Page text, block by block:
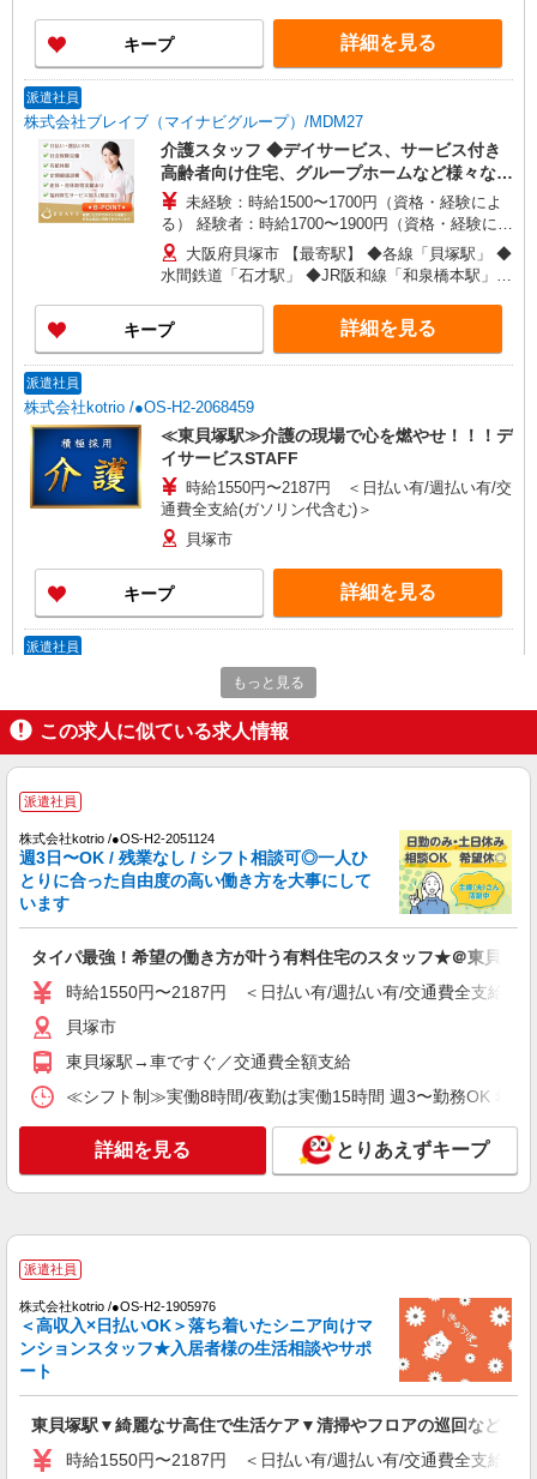
キープ 詳細を見る
派遣社員
株式会社ブレイブ（マイナビグループ）/MDM27
介護スタッフ ◆デイサービス、サービス付き
高齢者向け住宅、グループホームなど様々な勤
務先から選べます。
未経験：時給1500〜1700円（資格・経験によ
る） 経験者：時給1700〜1900円（資格・経験によ
る） ◎月収例 時給1900円×1日8時間×22日（週5
日）＝33万4400円 ◆昇給あり ◆支払い方法 ※日
払い/週払い/月払い対応も可能です。詳しくは面談
時にご相談ください。 ◆交通費：別途全額支給 ※
当社規定あり
大阪府貝塚市 【最寄駅】 ◆各線「貝塚駅」 ◆
水間鉄道「石才駅」 ◆JR阪和線「和泉橋本駅」
キープ 詳細を見る
派遣社員
株式会社kotrio /●OS-H2-2068459
≪東貝塚駅≫介護の現場で心を燃やせ！！！デ
イサービスSTAFF
時給1550円〜2187円 ＜日払い有/週払い有/交
通費全支給(ガソリン代含む)＞
貝塚市
キープ 詳細を見る
派遣社員
株式会社kotrio /●OS-H2-2094105
＜面接なし＞デイサービスでリハビリ補助・送
迎など＊貝塚市
時給1550円〜2187円 ＜日払い有/週払い有/交
通費全支給(ガソリン代含む)＞
キープ 詳細を見る
派遣社員
東貝塚駅/未経験OK★誰かの支えになれる人
に！グルホの世話人♪
貝塚市
派遣社員
株式会社kotrio /●OS-H2-2009583
通費全支給(ガソリン代含む)＞
貝塚市
詳細を見る
派遣社員
株式会社kotrio /●OS-H2-2066873
もっと見る
この求人に似ている求人情報
派遣社員
株式会社kotrio /●OS-H2-2051124
週3日〜OK / 残業なし / シフト相談可◎一人ひ
とりに合った自由度の高い働き方を大事にして
います
タイパ最強！希望の働き方が叶う有料住宅のスタッフ★＠東貝塚駅
時給1550円〜2187円 ＜日払い有/週払い有/交通費全支給(ガ
貝塚市
東貝塚駅→車ですぐ／交通費全額支給
≪シフト制≫実働8時間/夜勤は実働15時間 週3〜勤務OK 希
詳細を見る とりあえずキープ
派遣社員
株式会社kotrio /●OS-H2-1905976
＜高収入×日払いOK＞落ち着いたシニア向けマ
ンションスタッフ★入居者様の生活相談やサポ
ート
東貝塚駅▼綺麗なサ高住で生活ケア▼清掃やフロアの巡回など
時給1550円〜2187円 ＜日払い有/週払い有/交通費全支給(ガ